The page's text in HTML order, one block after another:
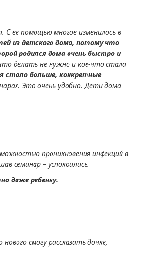
С ее помощью многое изменилось в
из детского дома, потому что
родился дома очень быстро и
делать не нужно и кое-что стала
стало больше, конкретные
Это очень удобно. Дети дома
проникновения инфекций в
семинар – успокоились.
даже ребенку.
смогу рассказать дочке,